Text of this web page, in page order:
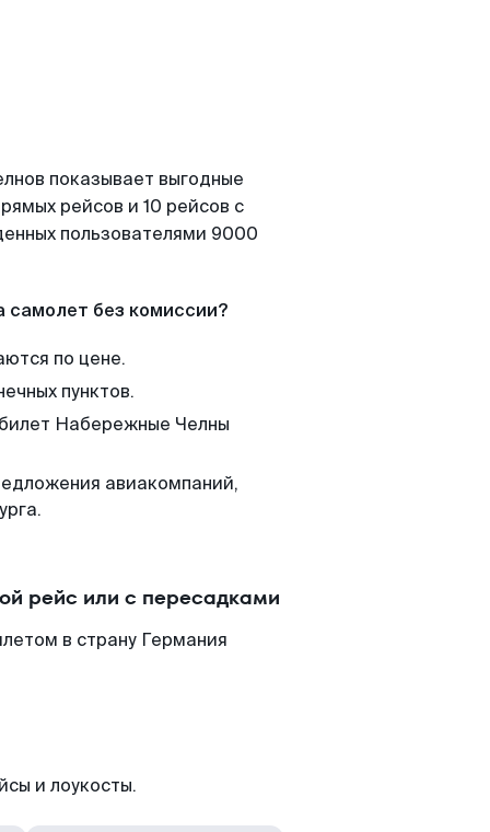
показывает выгодные
рейсов и 10 рейсов с
пользователями 9000
самолет без комиссии?
по цене.
пунктов.
Набережные Челны
авиакомпаний,
рейс или с пересадками
в страну Германия
и лоукосты.